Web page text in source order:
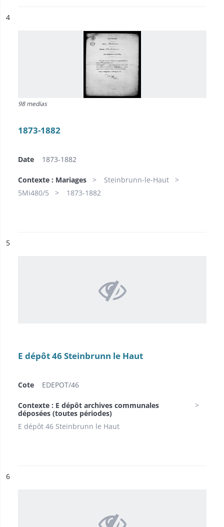
n°
4
98 medias
1873-1882
Date 1873-1882
Contexte : Mariages
Steinbrunn-le-Haut
5Mi480/5
1873-1882
n°
5
E dépôt 46 Steinbrunn le Haut
Cote EDEPOT/46
Contexte : E dépôt archives communales
déposées (toutes périodes)
E dépôt 46 Steinbrunn le Haut
n°
6